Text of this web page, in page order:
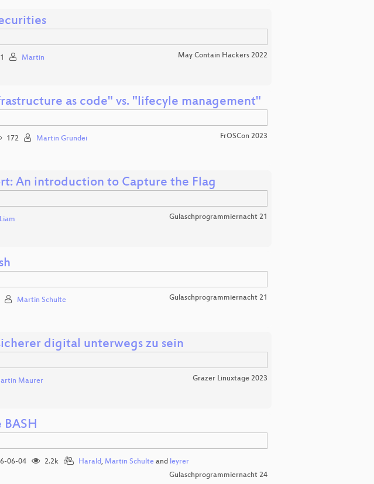
Martin May Contain Hackers 2022
as code" vs. "lifecyle management"
172 Martin Grundei FrOSCon 2023
An introduction to Capture the Flag
Liam Gulaschprogrammiernacht 21
Martin Schulte Gulaschprogrammiernacht 21
digital unterwegs zu sein
Maurer Grazer Linuxtage 2023
06-04 2.2k Harald, Martin Schulteand leyrer
Gulaschprogrammiernacht 24